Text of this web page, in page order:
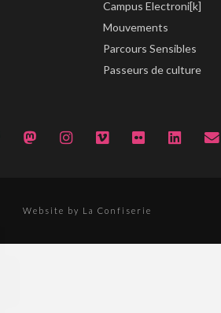
Campus Electroni[k]
Mouvements
Parcours Sensibles
Passeurs de culture
Website by La Confiserie